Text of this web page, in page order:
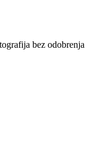
bez odobrenja